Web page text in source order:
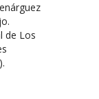
de Los